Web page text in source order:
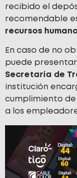
recibido el
recomendable
recursos
En caso de no
puede presentar
Secretaría de
institución
cumplimiento
a los